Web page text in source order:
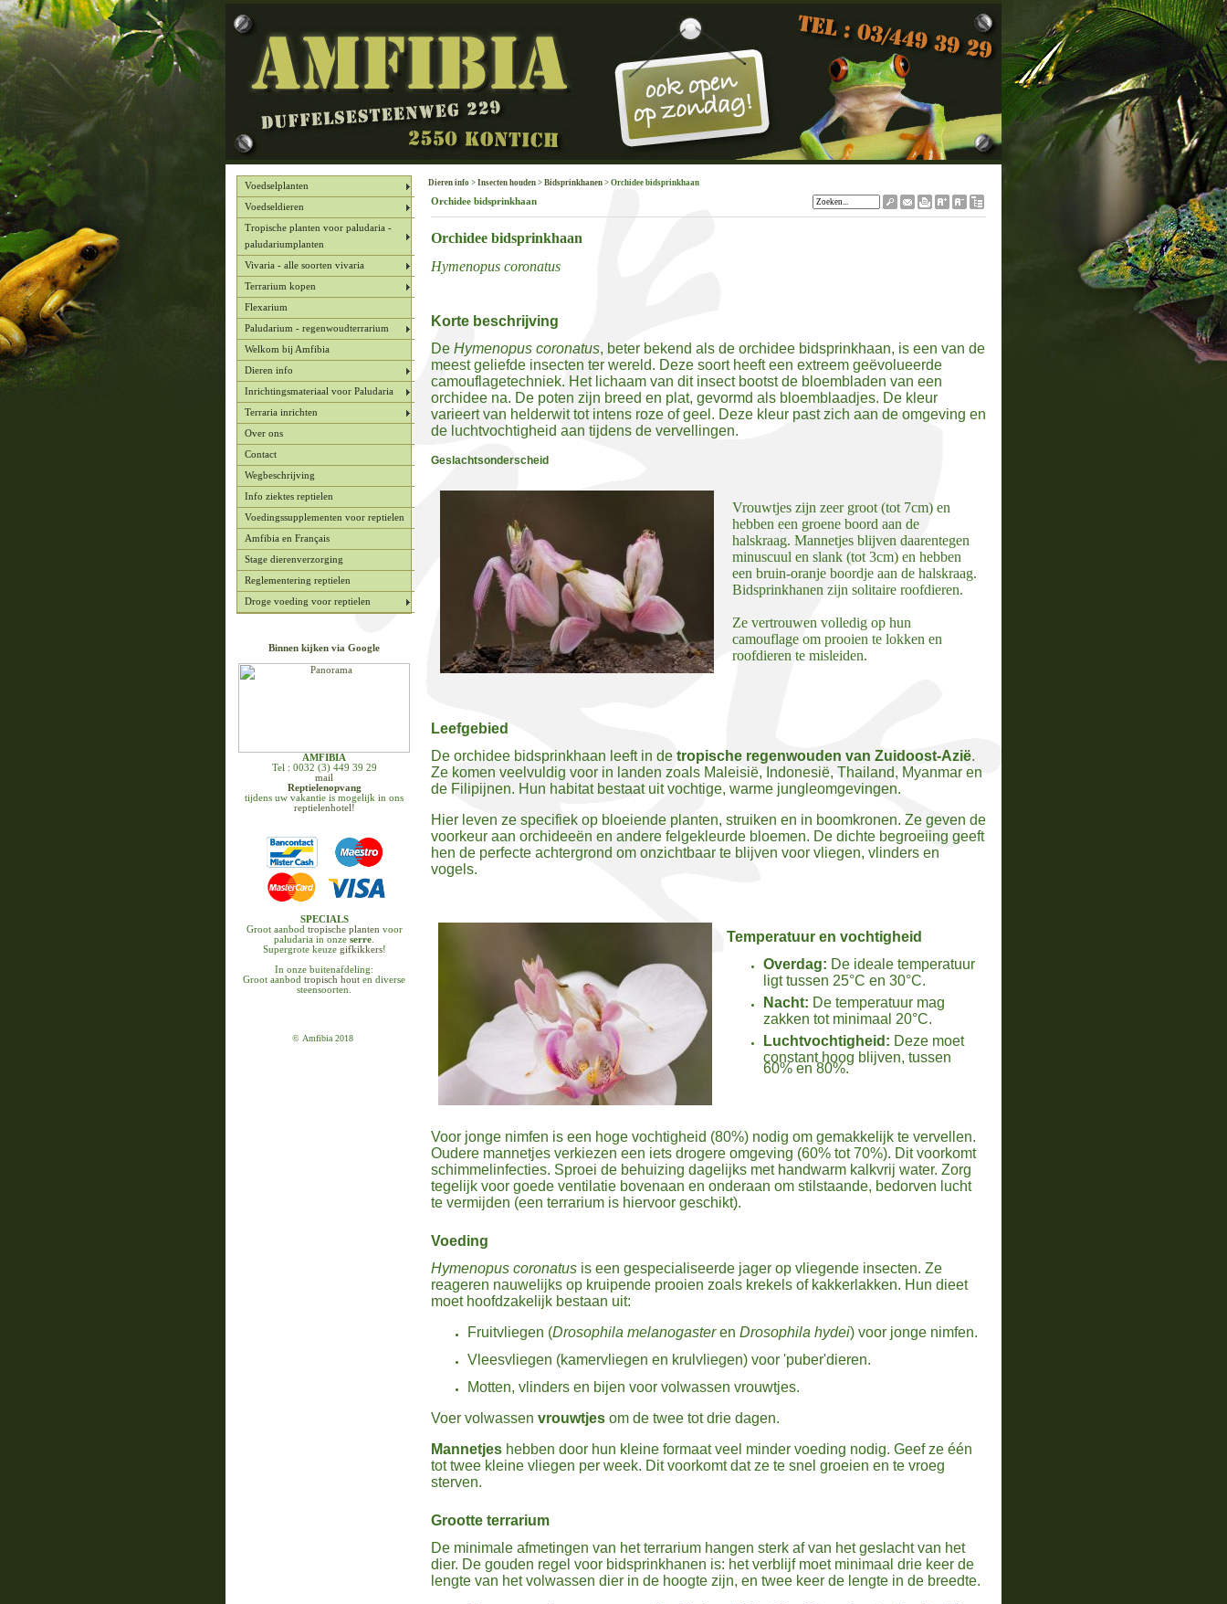
Voedselplanten
Voedseldieren
Tropische planten voor paludaria -
paludariumplanten
Vivaria - alle soorten vivaria
Terrarium kopen
Flexarium
Paludarium - regenwoudterrarium
Welkom bij Amfibia
Dieren info
Inrichtingsmateriaal voor Paludaria
Terraria inrichten
Over ons
Contact
Wegbeschrijving
Info ziektes reptielen
Voedingssupplementen voor reptielen
Amfibia en Français
Stage dierenverzorging
Reglementering reptielen
Droge voeding voor reptielen
Binnen kijken via Google
AMFIBIA
Tel : 0032 (3) 449 39 29
mail
Reptielenopvang
tijdens uw vakantie is mogelijk in ons
reptielenhotel!
SPECIALS
Groot aanbod tropische planten voor
paludaria in onze serre
Supergrote keuze gifkikkers!
In onze buitenafdeling:
Groot aanbod tropisch hout en diverse
steensoorten.
© Amfibia 2018
Dieren info > Insecten houden > Bidsprinkhanen > Orchidee bidsprinkhaan
Orchidee bidsprinkhaan
Orchidee bidsprinkhaan
Hymenopus coronatus
Korte beschrijving
De Hymenopus coronatus, beter bekend als de orchidee bidsprinkhaan, is een van de
meest geliefde insecten ter wereld. Deze soort heeft een extreem geëvolueerde
camouflagetechniek. Het lichaam van dit insect bootst de bloembladen van een
orchidee na. De poten zijn breed en plat, gevormd als bloemblaadjes. De kleur
varieert van helderwit tot intens roze of geel. Deze kleur past zich aan de omgeving en
de luchtvochtigheid aan tijdens de vervellingen.
Geslachtsonderscheid
Vrouwtjes zijn zeer groot (tot 7cm) en
hebben een groene boord aan de
halskraag. Mannetjes blijven daarentegen
minuscuul en slank (tot 3cm) en hebben
een bruin-oranje boordje aan de halskraag.
Bidsprinkhanen zijn solitaire roofdieren.
Ze vertrouwen volledig op hun
camouflage om prooien te lokken en
roofdieren te misleiden.
Leefgebied
De orchidee bidsprinkhaan leeft in de tropische regenwouden van Zuidoost-Azië.
Ze komen veelvuldig voor in landen zoals Maleisië, Indonesië, Thailand, Myanmar en
de Filipijnen. Hun habitat bestaat uit vochtige, warme jungleomgevingen.
Hier leven ze specifiek op bloeiende planten, struiken en in boomkronen. Ze geven de
voorkeur aan orchideeën en andere felgekleurde bloemen. De dichte begroeiing geeft
hen de perfecte achtergrond om onzichtbaar te blijven voor vliegen, vlinders en
vogels.
Temperatuur en vochtigheid
Overdag: De ideale temperatuur
ligt tussen 25°C en 30°C.
Nacht: De temperatuur mag
zakken tot minimaal 20°C.
Luchtvochtigheid: Deze moet
constant hoog blijven, tussen
60% en 80%.
Voor jonge nimfen is een hoge vochtigheid (80%) nodig om gemakkelijk te vervellen.
Oudere mannetjes verkiezen een iets drogere omgeving (60% tot 70%). Dit voorkomt
schimmelinfecties. Sproei de behuizing dagelijks met handwarm kalkvrij water. Zorg
tegelijk voor goede ventilatie bovenaan en onderaan om stilstaande, bedorven lucht
te vermijden (een terrarium is hiervoor geschikt).
Voeding
Hymenopus coronatus is een gespecialiseerde jager op vliegende insecten. Ze
reageren nauwelijks op kruipende prooien zoals krekels of kakkerlakken. Hun dieet
moet hoofdzakelijk bestaan uit:
Fruitvliegen (Drosophila melanogasteren Drosophila hydei) voor jonge nimfen.
Vleesvliegen (kamervliegen en krulvliegen) voor 'puber'dieren.
Motten, vlinders en bijen voor volwassen vrouwtjes.
Voer volwassen vrouwtjes om de twee tot drie dagen.
Mannetjes hebben door hun kleine formaat veel minder voeding nodig. Geef ze één
tot twee kleine vliegen per week. Dit voorkomt dat ze te snel groeien en te vroeg
sterven.
Grootte terrarium
De minimale afmetingen van het terrarium hangen sterk af van het geslacht van het
dier. De gouden regel voor bidsprinkhanen is: het verblijf moet minimaal drie keer de
lengte van het volwassen dier in de hoogte zijn, en twee keer de lengte in de breedte.